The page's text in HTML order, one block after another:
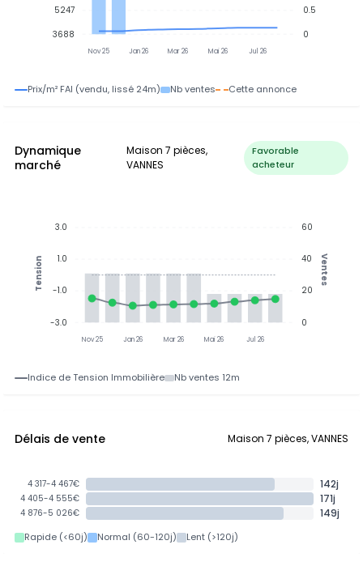
Nov 25 Jan 26 Mar 26 Mai 26 Jul 26
0.5
0
5247
3688
Prix/m² FAI (vendu, lissé 24m) Nb ventes Cette annonce
Dynamique
marché
Maison 7 pièces,
VANNES
Favorable
acheteur
Nov 25 Jan 26 Mar 26 Mai 26 Jul 26
60
40
20
0
Ventes
3.0
1.0
-1.0
-3.0
Tension
Indice de Tension Immobilière Nb ventes 12m
Délais de vente Maison 7 pièces, VANNES
4 317-4 467€ 142j
4 405-4 555€ 171j
4 876-5 026€ 149j
Rapide (<60j) Normal (60-120j) Lent (>120j)